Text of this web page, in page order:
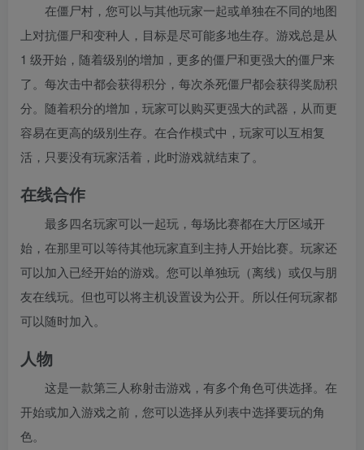
在僵尸村，您可以与其他玩家一起或单独在不同的地图
上对抗僵尸和变种人，目标是尽可能多地生存。游戏总是从
1 级开始，随着级别的增加，更多的僵尸和更强大的僵尸来
了。每次击中都会获得积分，每次杀死僵尸都会获得奖励积
分。随着积分的增加，玩家可以购买更强大的武器，从而更
容易在更高的级别生存。在合作模式中，玩家可以互相复
活，只要没有玩家活着，此时游戏就结束了。
在线合作
最多四名玩家可以一起玩，每场比赛都在大厅区域开
始，在那里可以等待其他玩家直到主持人开始比赛。玩家还
可以加入已经开始的游戏。您可以单独玩（离线）或仅与朋
友在线玩。但也可以将主机设置设为公开。所以任何玩家都
可以随时加入。
人物
这是一款第三人称射击游戏，有多个角色可供选择。在
开始或加入游戏之前，您可以选择从列表中选择要玩的角
色。